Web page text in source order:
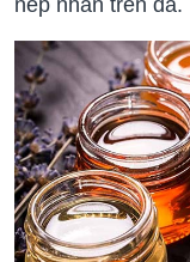
nếp nhăn trên da.